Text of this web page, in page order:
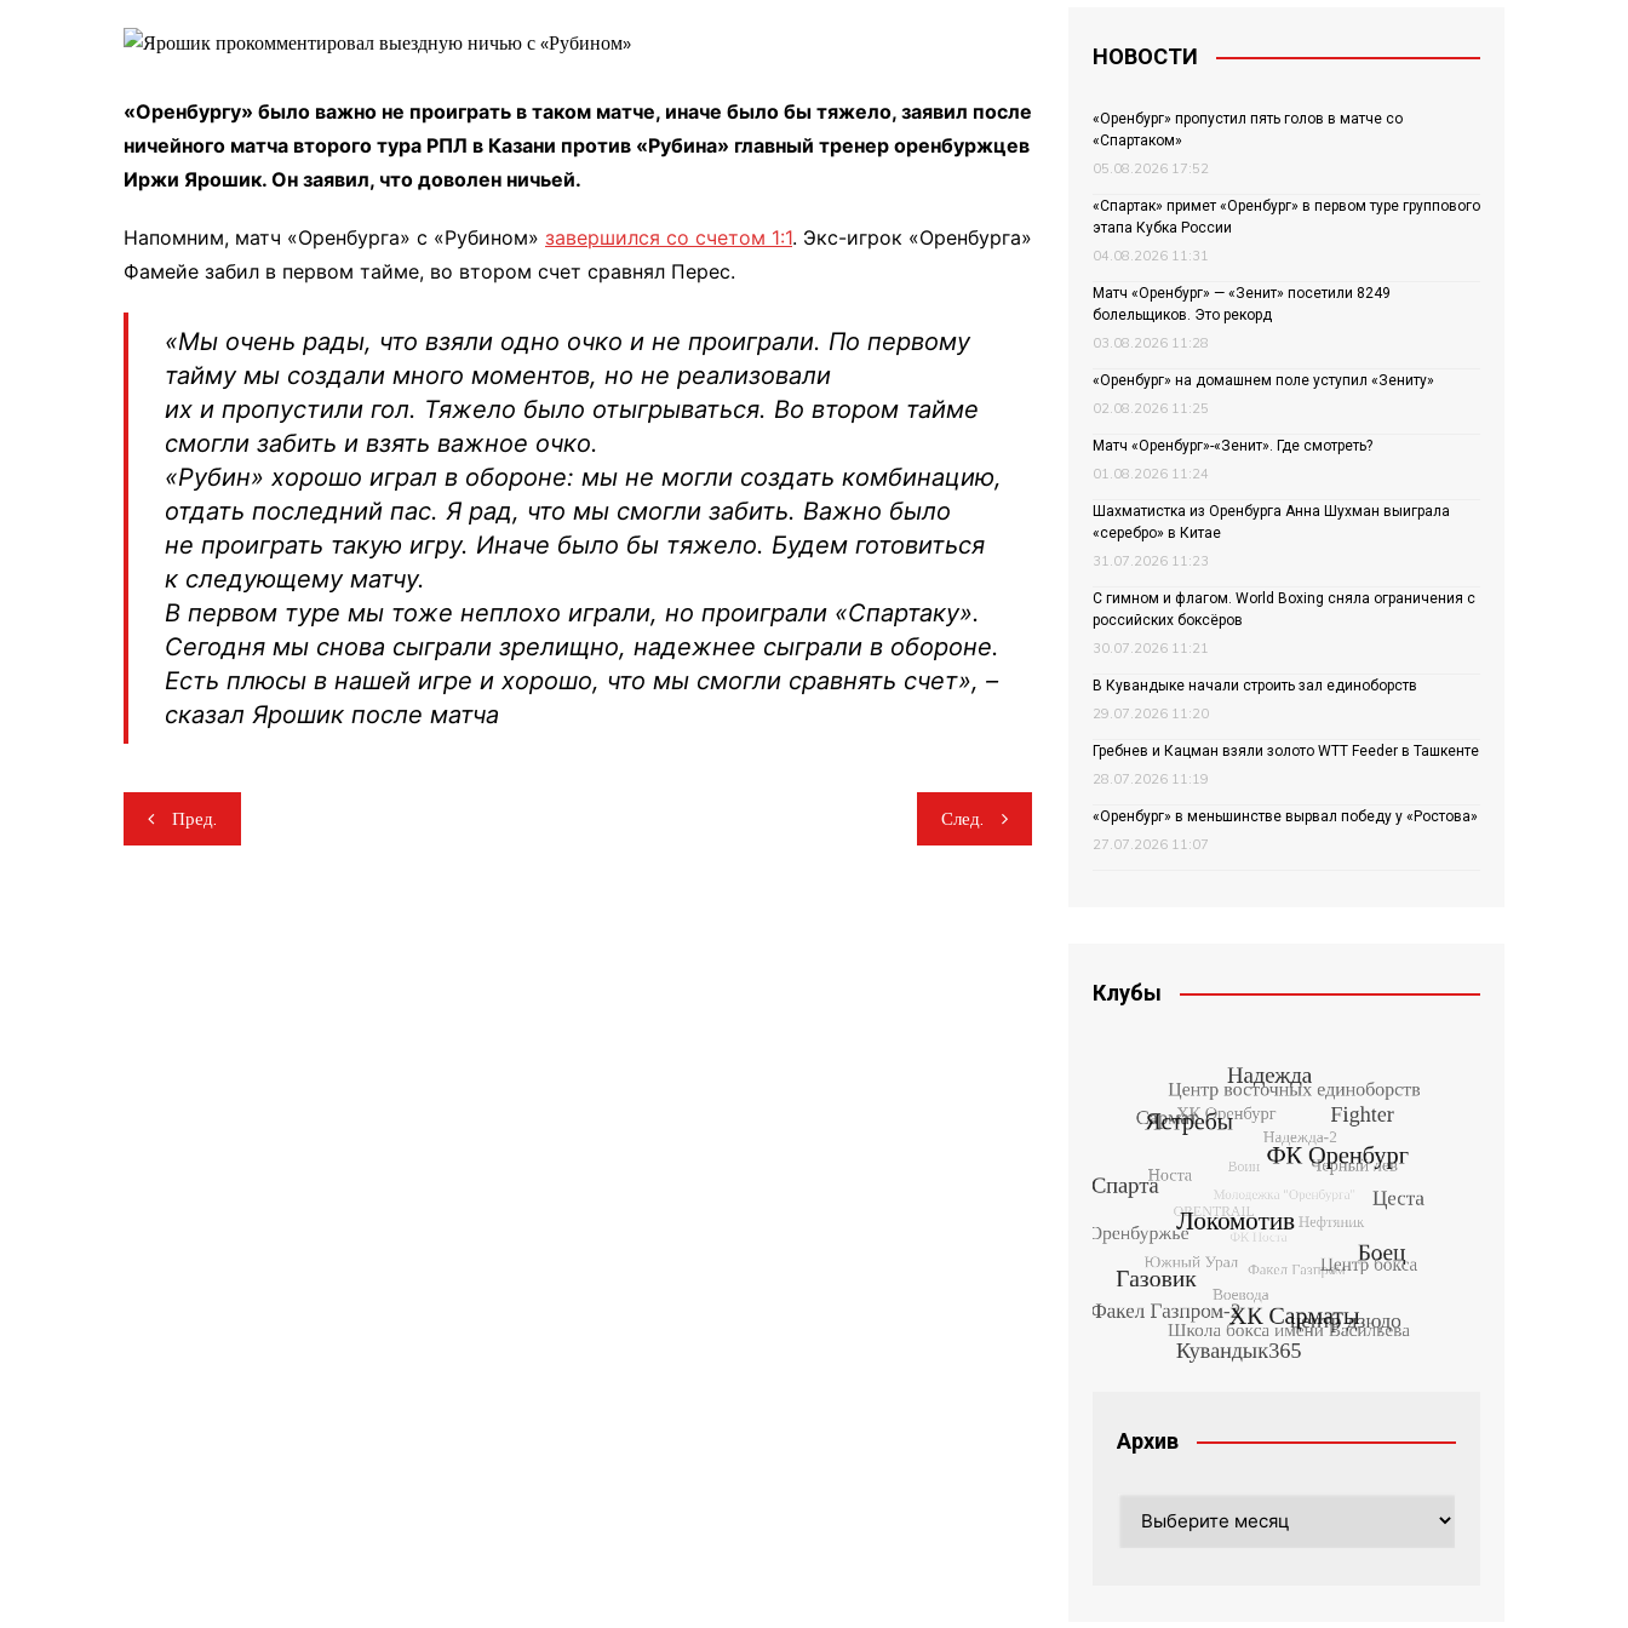
Бег
Волейбол
Хоккей с мячом
Остальное
«Оренбургу» было важно не проиграть в таком матче, иначе было бы тяжело, заявил после
ничейного матча второго тура РПЛ в Казани против «Рубина» главный тренер оренбуржцев
Иржи Ярошик. Он заявил, что доволен ничьей.
Напомним, матч «Оренбурга» с «Рубином» завершился со счетом 1:1. Экс-игрок «Оренбурга»
Фамейе забил в первом тайме, во втором счет сравнял Перес.
«Мы очень рады, что взяли одно очко и не проиграли. По первому
тайму мы создали много моментов, но не реализовали
их и пропустили гол. Тяжело было отыгрываться. Во втором тайме
смогли забить и взять важное очко.
«Рубин» хорошо играл в обороне: мы не могли создать комбинацию,
отдать последний пас. Я рад, что мы смогли забить. Важно было
не проиграть такую игру. Иначе было бы тяжело. Будем готовиться
к следующему матчу.
В первом туре мы тоже неплохо играли, но проиграли «Спартаку».
Сегодня мы снова сыграли зрелищно, надежнее сыграли в обороне.
Есть плюсы в нашей игре и хорошо, что мы смогли сравнять счет», –
сказал Ярошик после матча
Навигация
по
Пред. След.
НОВОСТИ
«Оренбург» пропустил пять голов в матче со
«Спартаком»
05.08.2026 17:52
«Спартак» примет «Оренбург» в первом туре группового
этапа Кубка России
04.08.2026 11:31
Матч «Оренбург» — «Зенит» посетили 8249
болельщиков. Это рекорд
03.08.2026 11:28
«Оренбург» на домашнем поле уступил «Зениту»
02.08.2026 11:25
Матч «Оренбург»-«Зенит». Где смотреть?
01.08.2026 11:24
Шахматистка из Оренбурга Анна Шухман выиграла
«серебро» в Китае
31.07.2026 11:23
С гимном и флагом. World Boxing сняла ограничения с
российских боксёров
30.07.2026 11:21
В Кувандыке начали строить зал единоборств
29.07.2026 11:20
Гребнев и Кацман взяли золото WTT Feeder в Ташкенте
28.07.2026 11:19
«Оренбург» в меньшинстве вырвал победу у «Ростова»
27.07.2026 11:07
Клубы
Архив